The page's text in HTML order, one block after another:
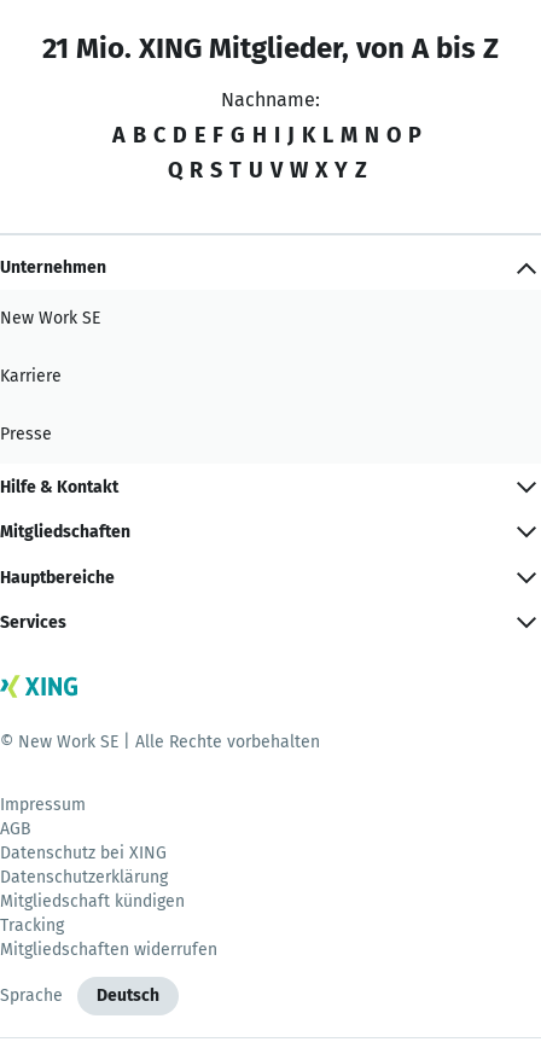
21 Mio. XING Mitglieder, von A bis Z
Nachname:
A B C D E F G H I J K L M N O P
Q R S T U V W X Y Z
Unternehmen
New Work SE
Karriere
Presse
Hilfe & Kontakt
Mitgliedschaften
Hauptbereiche
Services
© New Work SE | Alle Rechte vorbehalten
Impressum
AGB
Datenschutz bei XING
Datenschutzerklärung
Mitgliedschaft kündigen
Tracking
Mitgliedschaften widerrufen
Sprache Deutsch